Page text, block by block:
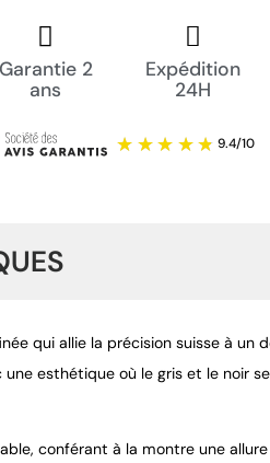
Garantie 2
ans
Expédition
24H
qui allie la précision suisse à un
esthétique où le gris et le noir
conférant à la montre une